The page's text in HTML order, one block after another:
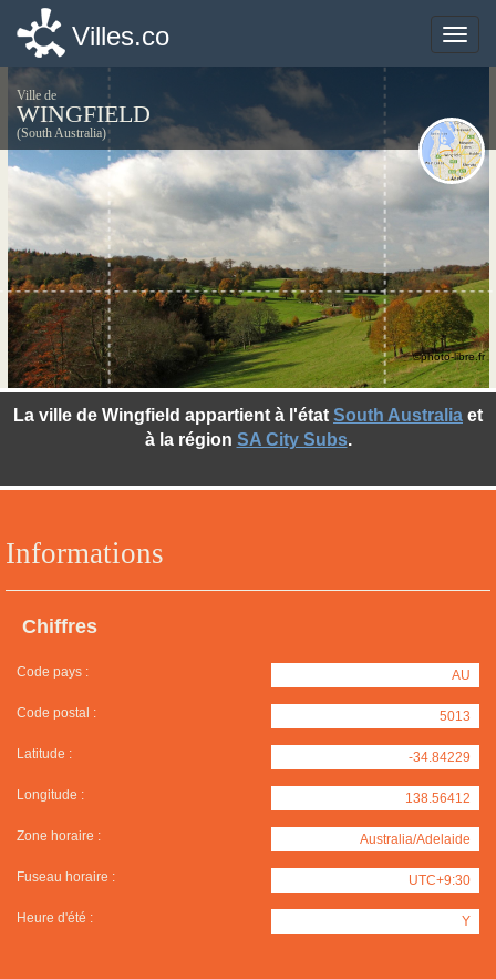
Toggle
Villes.co
Ville de
WINGFIELD
(South Australia)
Informations
Chiffres
Code pays : AU
Code postal : 5013
Latitude : -34.84229
Longitude : 138.56412
Zone horaire : Australia/Adelaide
Fuseau horaire : UTC+9:30
Heure d'été : Y
La ville de Wingfield appartient à l'état South Australia et
à la région SA City Subs.
©photo-libre.fr
Toggle
Villes.co